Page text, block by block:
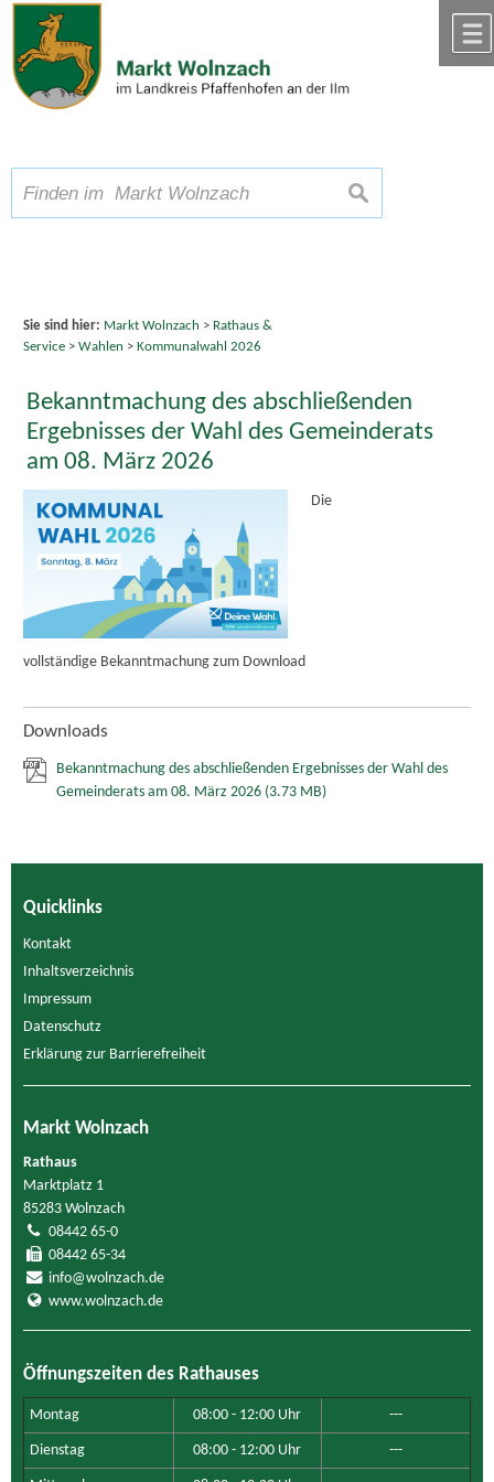
Zum Inhalt,zur Navigation
Schriftgröße A A A suchen
Sie sind hier: Markt Wolnzach > Rathaus &
Service> Wahlen > Kommunalwahl 2026
Bekanntmachung des abschließenden
Ergebnisses der Wahl des Gemeinderats
am 08. März 2026
Die
vollständige Bekanntmachung zum Download
Downloads
Bekanntmachung des abschließenden Ergebnisses der Wahl des
Gemeinderats am 08. März 2026 (3.73 MB)
Quicklinks
Kontakt
Inhaltsverzeichnis
Impressum
Datenschutz
Erklärung zur Barrierefreiheit
Markt Wolnzach
Rathaus
Marktplatz 1
85283 Wolnzach
08442 65-0
08442 65-34
info@wolnzach.de
www.wolnzach.de
Öffnungszeiten des Rathauses
Montag 08:00 - 12:00 Uhr ---
Dienstag 08:00 - 12:00 Uhr ---